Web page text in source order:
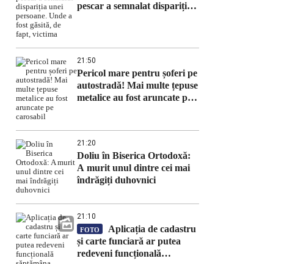
pescar a semnalat dispariția
21:50
Pericol mare pentru șoferi pe
autostradă! Mai multe țepuse
metalice au fost aruncate pe
21:20
Doliu în Biserica Ortodoxă:
A murit unul dintre cei mai
îndrăgiți duhovnici
21:10
FOTO
Aplicația de cadastru
și carte funciară ar putea
redeveni funcțională